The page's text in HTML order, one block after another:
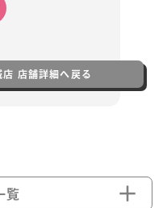
店舗詳細へ戻る
覧